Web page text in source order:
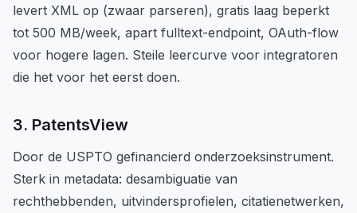
levert XML op (zwaar parseren), gratis laag beperkt
tot 500 MB/week, apart fulltext-endpoint, OAuth-flow
voor hogere lagen. Steile leercurve voor integratoren
die het voor het eerst doen.
3. PatentsView
Door de USPTO gefinancierd onderzoeksinstrument.
Sterk in metadata: desambiguatie van
rechthebbenden, uitvindersprofielen, citatienetwerken,